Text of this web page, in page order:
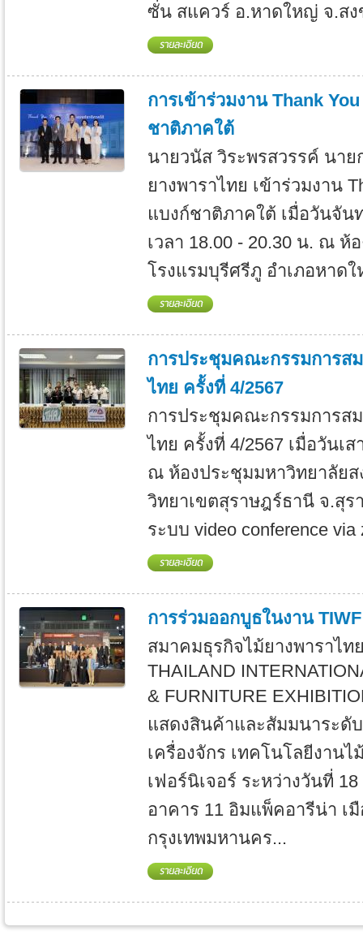
ซั่น สแควร์ อ.หาดใหญ่ จ.สง
การเข้าร่วมงาน Thank
ชาติภาคใต้
นายวนัส วิระพรสวรรค์ นา
ยางพาราไทย เข้าร่วมงาน
แบงก์ชาติภาคใต้ เมื่อวันจัน
เวลา 18.00 - 20.30 น. ณ ห้
โรงแรมบุรีศรีภู อำเภอหาด
การประชุมคณะกรรมการส
ไทย ครั้งที่ 4/2567
การประชุมคณะกรรมการส
ไทย ครั้งที่ 4/2567 เมื่อวันเ
ณ ห้องประชุมมหาวิทยาลัย
วิทยาเขตสุราษฎร์ธานี จ.สุ
ระบบ video conference via
การร่วมออกบูธในงาน
สมาคมธุรกิจไม้ยางพาราไท
THAILAND
& FURNITURE
แสดงสินค้าและสัมมนาระดั
เครื่องจักร เทคโนโลยีงาน
เฟอร์นิเจอร์ ระหว่างวันที่
อาคาร 11 อิมแพ็คอารีน่า เ
กรุงเทพมหานคร...